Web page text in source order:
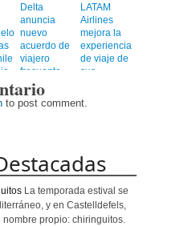
Delta
anuncia
nuevo
acuerdo de
viajero
frecuente
con Latam
Airlines
LATAM
Airlines
mejora la
experiencia
de viaje de
sus
to post comment.
La temporada estival se
y en Castelldefels,
propio: chiringuitos.